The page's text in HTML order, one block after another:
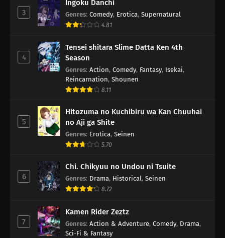
3
Ingoku Danchi
Genres: Comedy, Erotica, Supernatural
4.81
4
Tensei shitara Slime Datta Ken 4th
Season
Genres: Action, Comedy, Fantasy, Isekai,
Reincarnation, Shounen
8.11
5
Hitozuma no Kuchibiru wa Kan Chuuhai
no Aji ga Shite
Genres: Erotica, Seinen
5.70
6
Chi. Chikyuu no Undou ni Tsuite
Genres: Drama, Historical, Seinen
8.72
7
Kamen Rider Zeztz
Genres: Action & Adventure, Comedy, Drama,
Sci-Fi & Fantasy